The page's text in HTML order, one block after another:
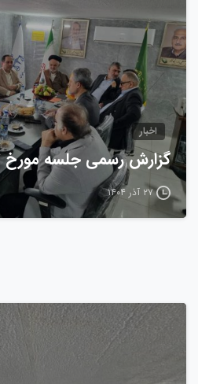
اخبار
گزارش رسمی جلسه مورخ ۱۷ مهرماه ۱۴۰۴
۲۷ آذر ۱۴۰۴